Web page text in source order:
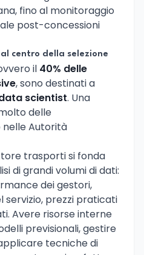
fino al monitoraggio
post-concessioni
centro della selezione
il 40% delle
, sono destinati a
scientist. Una
delle
Autorità
trasporti si fonda
di grandi volumi di dati:
dei gestori,
servizio, prezzi praticati
Avere risorse interne
previsionali, gestire
tecniche di